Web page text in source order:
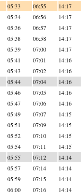
05:33 06:55 14:17
05:34 06:56 14:17
05:36 06:57 14:17
05:38 06:58 14:17
05:39 07:00 14:17
05:41 07:01 14:16
05:43 07:02 14:16
05:44 07:04 14:16
05:46 07:05 14:16
05:47 07:06 14:16
05:49 07:07 14:15
05:51 07:09 14:15
05:52 07:10 14:15
05:54 07:11 14:15
05:55 07:12 14:14
05:57 07:14 14:14
05:59 07:15 14:14
06:00 07:16 14:14